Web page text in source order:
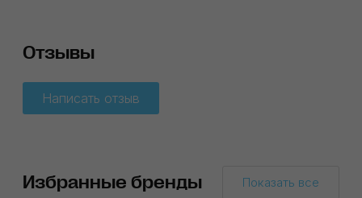
Отзывы
Написать отзыв
Избранные бренды Показать все